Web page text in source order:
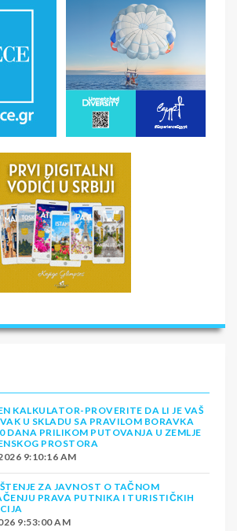
KALKULATOR-PROVERITE DA LI JE VAŠ
U SKLADU SA PRAVILOM BORAVKA
DANA PRILIKOM PUTOVANJA U ZEMLJE
PROSTORA
9:10:16 AM
ZA JAVNOST O TAČNOM
PRAVA PUTNIKA I TURISTIČKIH
9:53:00 AM